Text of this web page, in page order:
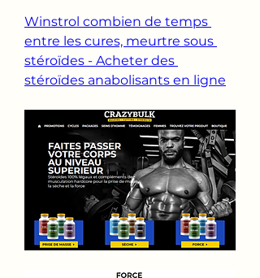
Winstrol combien de temps
entre les cures, meurtre sous
stéroïdes - Acheter des
stéroïdes anabolisants en ligne